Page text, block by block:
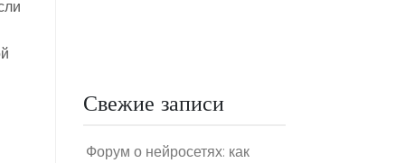
Свежие записи
Форум о нейросетях: как